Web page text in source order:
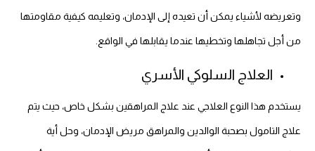
وتعريضه لأشياء يمكن أن تعيده إلى الإدمان، وتعليمه كيفية مقاومتها
من أجل تجاهلها وتخطيها عندما يقابلها في الواقع.
العلاج السلوكي الأسري
يستخدم هذا النوع العلاجي عند علاج المراهقين بشكل خاص، حيث يتم
علاج التامول بصحبة الوالدين والمراهق مريض الإدمان، وحل أية